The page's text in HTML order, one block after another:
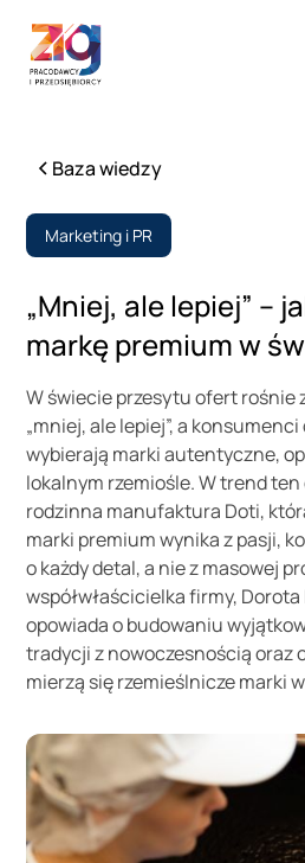
Baza wiedzy
Marketing i PR
„Mniej, ale lepiej” –
markę premium w
W świecie przesytu ofert rośnie
„mniej, ale lepiej”, a
wybierają marki autentyczne,
lokalnym rzemiośle. W trend
rodzinna manufaktura Doti,
marki premium wynika z pasji,
o każdy detal, a nie z masowej
współwłaścicielka firmy,
opowiada o budowaniu
tradycji z nowoczesnością oraz
mierzą się rzemieślnicze marki